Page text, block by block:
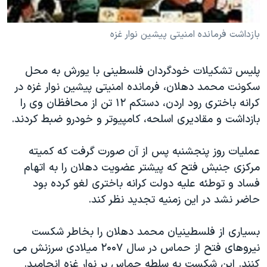
فرهنگ و زندگی
حقوق شهروندی
علم و فناوری
اسرائیل در جنگ
گالری عکس
مستندها
انتخابات ریاست جمهوری آمریکا ۲۰۲۴
رمز مهسا
ورزش زنان در ایران
اعتراضات زن، زندگی، آزادی
تریبونال مردمی آبان ۹۸
دادگاه حمید نوری
چهل سال گروگان‌گیری
قانون شفافیت دارائی کادر رهبری ایران
اعتراضات مردمی آبان ۹۸
دنبال کنید
زبانهای مختلف
بازداشت فرمانده امنيتی پيشين نوار غزه
پليس تشکيلات خودگردان فلسطينی با يورش به محل
سکونت محمد دهلان، فرمانده امنيتی پيشين نوار غزه در
کرانه باختری رود اردن، دستکم ۱۲ تن از محافظان وی را
بازداشت و مقاديری اسلحه، کامپيوتر و خودرو ضبط کردند.
عمليات روز پنجشنبه پس از آن صورت گرفت که کميته
مرکزی جنبش فتح که پيشتر عضويت دهلان را به اتهام
فساد و توطئه عليه دولت کرانه باختری لغو کرده بود
حاضر نشد در اين زمنيه تجديد نظر کند.
بسياری از فلسطينيان محمد دهلان را بخاطر شکست
نيروهای فتح از حماس در سال ۲۰۰۷ ميلادی سرزنش می